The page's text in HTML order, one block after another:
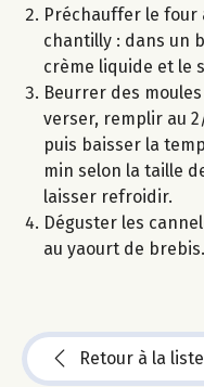
Préchauffer le four
chantilly : dans un
crème liquide et le
Beurrer des
verser, remplir au
puis baisser la
min selon la taille
laisser refroidir.
Déguster les
au yaourt de brebis.
Retour à la liste